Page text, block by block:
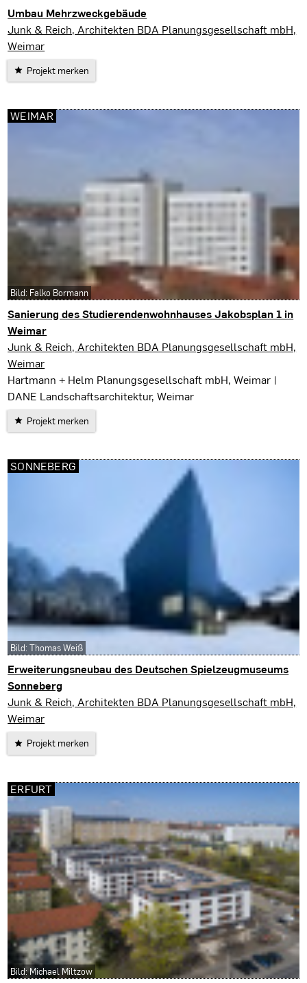
Umbau Mehrzweckgebäude
Weimar
Junk & Reich, Architekten BDA Planungsgesellschaft mbH,
Weimar
Projekt merken
Sanierung des Studierendenwohnhauses Jakobsplan 1 in
Weimar
Weimar
Junk & Reich, Architekten BDA Planungsgesellschaft mbH,
Weimar
Hartmann + Helm Planungsgesellschaft mbH, Weimar |
DANE Landschaftsarchitektur, Weimar
Projekt merken
WEIMAR
Bild: Falko Bormann
Erweiterungsneubau des Deutschen Spielzeugmuseums
Sonneberg
Sonneberg
Junk & Reich, Architekten BDA Planungsgesellschaft mbH,
Weimar
Projekt merken
SONNEBERG
Bild: Thomas Weiß
ERFURT
Bild: Michael Miltzow